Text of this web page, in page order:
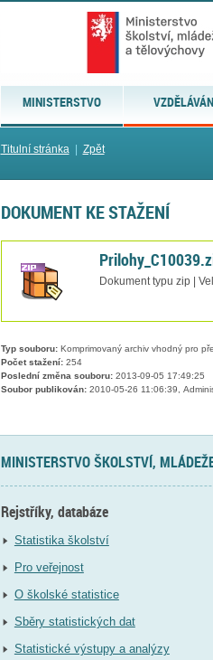
MINISTERSTVO
Titulní stránka| Zpět
DOKUMENT KE STAŽENÍ
Dokument typu zip |
Typ souboru:Komprimovaný archiv vhodný pro
Počet stažení:254
Poslední změna souboru:2013-09-05 17:49:25
Soubor publikován:2010-05-26 11:06:39,
MINISTERSTVO ŠKOLSTVÍ,
Rejstříky, databáze
Statistika školství
Pro veřejnost
O školské statistice
Sběry statistických dat
Statistické výstupy a analýzy